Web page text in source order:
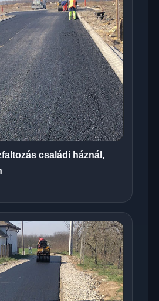
családi háznál,